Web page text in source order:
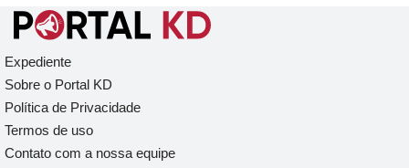
Expediente
Sobre o Portal KD
Política de Privacidade
Termos de uso
Contato com a nossa equipe